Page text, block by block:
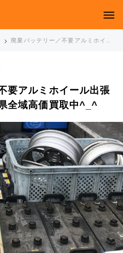
廃棄バッテリー／不要アルミホイール出張買取り専門 栃木県全域高価買取中^_^
要アルミホイール出張
全域高価買取中^_^